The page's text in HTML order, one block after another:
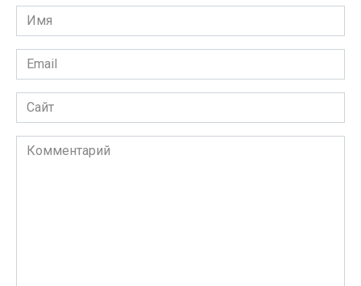
Имя
*
Email
*
Сайт
Комментарий